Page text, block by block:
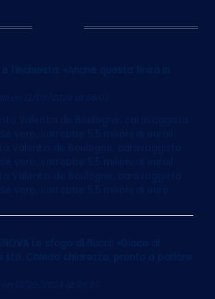
e l’inchiesta: «Anche questa finirà in
on 13/05/2024 at 06:07
Valentin de Boulogne, caravaggista
vero, varrebbe 5,5 milioni di euroIl
Valentin de Boulogne, caravaggista
vero, varrebbe 5,5 milioni di euroIl
Valentin de Boulogne, caravaggista
vero, varrebbe 5,5 milioni di euro
Lo sfogo di Bucci: «Gioco al
sto. Chiedo chiarezza, pronto a parlare
on 13/05/2024 at 06:07